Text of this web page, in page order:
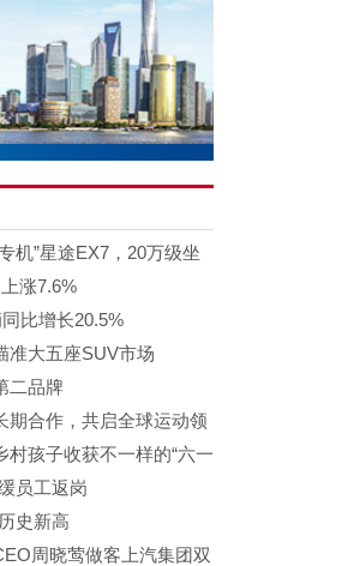
机”星途EX7，20万级坐
涨7.6%
比增长20.5%
准大五座SUV市场
二品牌
期合作，共启全球运动领
孩子收获不一样的“六一
员工返岗
史新高
周晓莺做客上汽集团双